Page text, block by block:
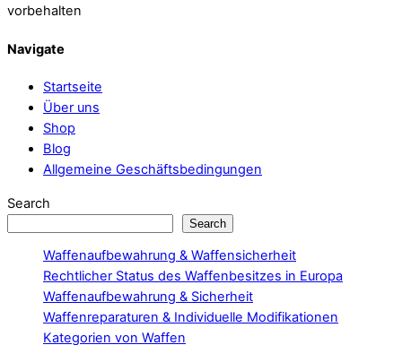
vorbehalten
Navigate
Startseite
Über uns
Shop
Blog
Allgemeine Geschäftsbedingungen
Search
Search
Waffenaufbewahrung & Waffensicherheit
Rechtlicher Status des Waffenbesitzes in Europa
Waffenaufbewahrung & Sicherheit
Waffenreparaturen & Individuelle Modifikationen
Kategorien von Waffen